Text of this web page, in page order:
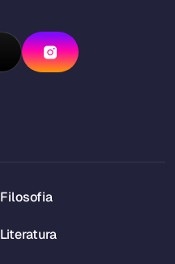
Filosofia
Literatura